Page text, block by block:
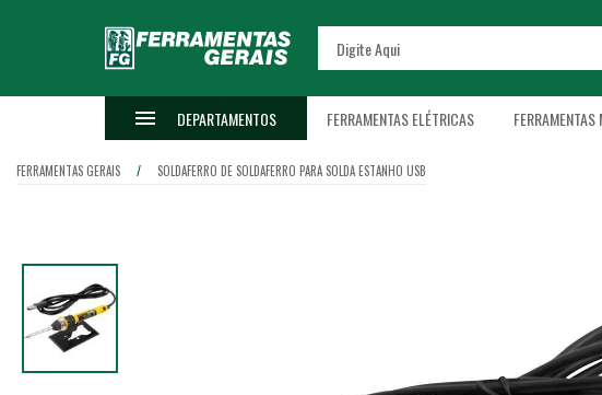
DEPARTAMENTOS FERRAMENTAS ELÉTRICAS
FERRAMENTAS GERAIS SOLDAFERRO DE SOLDAFERRO PARA SOLDA ESTANHO USB